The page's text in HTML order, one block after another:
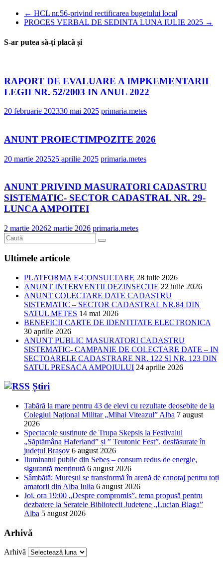
← HCL nr.56-privind rectificarea bugetului local
PROCES VERBAL DE SEDINTA LUNA IULIE 2025 →
S-ar putea să-ți placă și
RAPORT DE EVALUARE A IMPKEMENTARII
LEGII NR. 52/2003 IN ANUL 2022
20 februarie 202330 mai 2025 primaria.metes
ANUNT PROIECTIMPOZITE 2026
20 martie 202525 aprilie 2025 primaria.metes
ANUNT PRIVIND MASURATORI CADASTRU
SISTEMATIC- SECTOR CADASTRAL NR. 29-
LUNCA AMPOITEI
2 martie 20262 martie 2026 primaria.metes
Ultimele articole
PLATFORMA E-CONSULTARE 28 iulie 2026
ANUNT INTERVENTII DEZINSECTIE 22 iulie 2026
ANUNT COLECTARE DATE CADASTRU
SISTEMATIC – SECTOR CADASTRAL NR.84 DIN
SATUL METES 14 mai 2026
BENEFICII CARTE DE IDENTITATE ELECTRONICA
30 aprilie 2026
ANUNT PUBLIC MASURATORI CADASTRU
SISTEMATIC- CAMPANIE DE COLECTARE DATE – IN
SECTOARELE CADASTRARE NR. 122 SI NR. 123 DIN
SATUL PRESACA AMPOIULUI 24 aprilie 2026
Știri
Tabără la mare pentru 43 de elevi cu rezultate deosebite de la
Colegiul Național Militar „Mihai Viteazul” Alba 7 august
2026
Spectacole susținute de Trupa Skepsis la Festivalul
„Săptămâna Haferland” și ” Teutonic Fest”, desfășurate în
județul Brașov 6 august 2026
Iluminatul public din Sebeș – consum redus de energie,
siguranță menținută 6 august 2026
Sâmbătă: Mureșul se transformă în arenă de canotaj pentru toți
amatorii din Alba Iulia 6 august 2026
Joi, ora 19:00 „Despre compromis”, tema propusă pentru
dezbatere la Seratele Bibliotecii Județene „Lucian Blaga”
Alba 5 august 2026
Arhivă
Arhivă